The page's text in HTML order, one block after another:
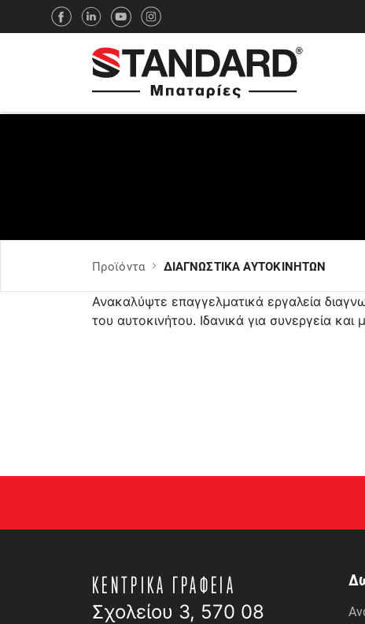
Προϊόντα ΔΙΑΓΝΩΣΤΙΚΑ ΑΥΤΟΚΙΝΗΤΩΝ
Ανακαλύψτε επαγγελματικά εργαλεία
του αυτοκινήτου. Ιδανικά για συνεργεία
ΚΕΝΤΡΙΚΑ ΓΡΑΦΕΙΑ
Σχολείου 3, 570 08